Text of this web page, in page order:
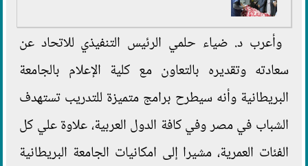
وأعرب د. ضياء حلمي الرئيس التنفيذي للاتحاد عن
سعادته وتقديره بالتعاون مع كلية الإعلام بالجامعة
البريطانية وأنه سيطرح برامج متميزة للتدريب تستهدف
الشباب في مصر وفي كافة الدول العربية، علاوة علي كل
الفئات العمرية، مشيرا إلى امكانيات الجامعة البريطانية